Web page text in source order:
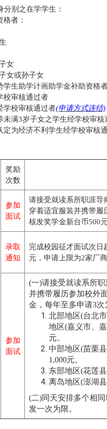
分别之在学学生：
者：
女
女或孙子女
学生助学计画助学金补助资格
校审核通过者
学校审核通过者(申请方式连结)
未满3岁子女之学生经学校审核
定为经济不利学生经学校审核
奖励
次数
参加
面试
请接受就读系所职涯导
穿着适宜服装并携带履
核发奖学金新台币500
录取
通知
完成校园征才面试次日
元，申请上限为2家厂商
参加
面试
(一)请接受就读系所
并携带履历参加校外
金，每年至多申请3次
北部地区(台北
地区(嘉义市、
元。
中部地区(苗栗
1,000元。
东部地区(花莲
离岛地区(澎湖
(二)同天安排多个相
发一次为限。